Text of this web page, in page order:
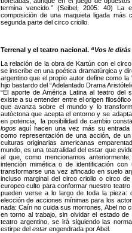
termina vencido.” (Seibel, 2005: 40) La
composición de una maquieta ligada más
segunda parte del circo criollo.
Terrenal y el teatro nacional. “Vos le
La relación de la obra de Kartún con el
se inscribe en una poética dramatúrgica y
argentino que el propio autor define como
hijo bastardo del “Adelantado Drama
“El aporte de América Latina al teatro del
existe a su entender entre el origen
que avanza sobre el mundo y lo
autóctona que acepta el entorno y se
en potencia, la posibilidad de cambio
logosaquí hacen una vez más su
como representación de una acción, de
culturas originarias americanas
mundo, es una teatralidad del estar que
al que, como mencionamos
intención mimética o de identificación
transformarse una vez afincado en suelo
incluso marginal del circo criollo o circo
europeo culto para conformar nuestro
pueden verse a lo largo de toda la pieza:
elección de acciones mínimas para los
nada: Caín no cuida sus morrones, Abel no
en torno al trabajo, sin olvidar el estado
teatro argentino, se irá siguiendo las
estirpe del estarengendrada por Abel.